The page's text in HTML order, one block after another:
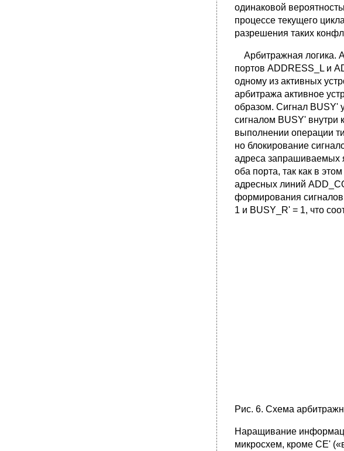
одинаковой
процессе текущего
разрешения таких
Арбитражная логика.
портов ADDRESS_L и
одному из активных
арбитража активное
образом. Сигнал BUSY'
сигналом BUSY' внутри
выполнении операции
но блокирование
адреса запрашиваемых
оба порта, так как в
адресных линий
формирования
1 и BUSY_R' = 1, что
Рис. 6. Схема
Наращивание
микросхем, кроме CE'